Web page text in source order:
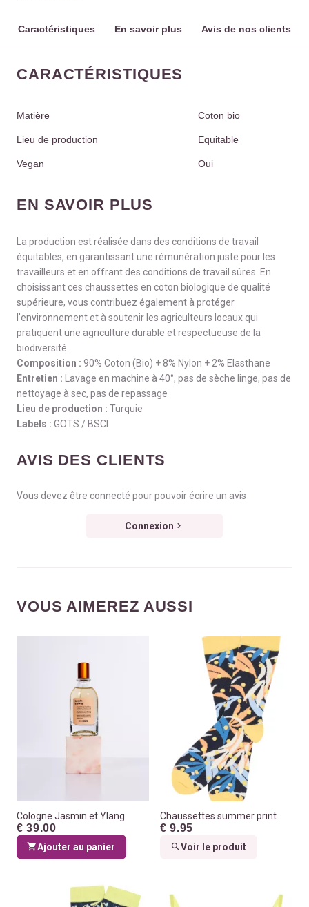
Caractéristiques En savoir plus Avis de nos clients
CARACTÉRISTIQUES
Matière Coton bio
Lieu de production Equitable
Vegan Oui
EN SAVOIR PLUS
La production est réalisée dans des conditions de travail
équitables, en garantissant une rémunération juste pour les
travailleurs et en offrant des conditions de travail sûres. En
choisissant ces chaussettes en coton biologique de qualité
supérieure, vous contribuez également à protéger
l'environnement et à soutenir les agriculteurs locaux qui
pratiquent une agriculture durable et respectueuse de la
biodiversité.
Composition : 90% Coton (Bio) + 8% Nylon + 2% Elasthane
Entretien : Lavage en machine à 40°, pas de sèche linge, pas de
nettoyage à sec, pas de repassage
Lieu de production : Turquie
Labels : GOTS / BSCI
AVIS DES CLIENTS
Vous devez être connecté pour pouvoir écrire un avis
Connexion
VOUS AIMEREZ AUSSI
Cologne Jasmin et Ylang
€ 39.00
Ajouter au panier
Chaussettes summer print
€ 9.95
Voir le produit